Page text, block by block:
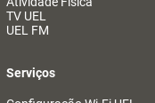
TV UEL
UEL FM
Serviços